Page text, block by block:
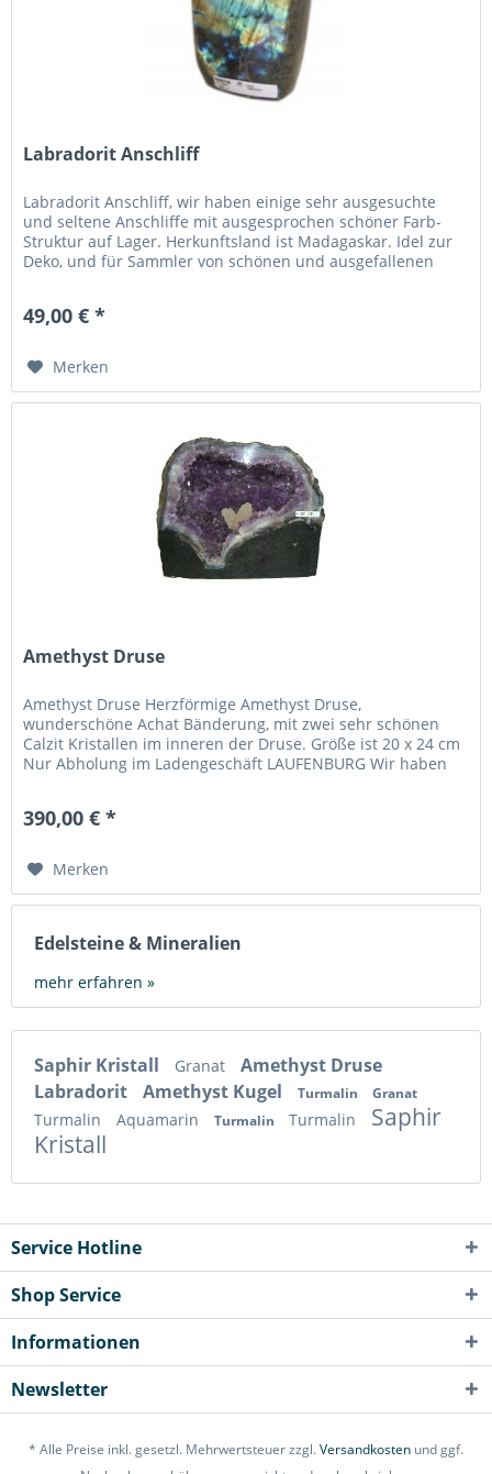
Labradorit Anschliff
Labradorit Anschliff, wir haben einige sehr ausgesuchte
und seltene Anschliffe mit ausgesprochen schöner Farb-
Struktur auf Lager. Herkunftsland ist Madagaskar. Idel zur
Deko, und für Sammler von schönen und ausgefallenen
49,00 € *
Merken
Amethyst Druse
Amethyst Druse Herzförmige Amethyst Druse,
wunderschöne Achat Bänderung, mit zwei sehr schönen
Calzit Kristallen im inneren der Druse. Größe ist 20 x 24 cm
Nur Abholung im Ladengeschäft LAUFENBURG Wir haben
390,00 € *
Merken
Edelsteine & Mineralien
mehr erfahren »
Saphir Kristall Granat
Amethyst Druse
Labradorit
Amethyst Kugel Turmalin Granat
Turmalin Aquamarin Turmalin Turmalin
Saphir
Kristall
Service Hotline
Shop Service
Informationen
Newsletter
* Alle Preise inkl. gesetzl. Mehrwertsteuer zzgl.Versandkosten und ggf.